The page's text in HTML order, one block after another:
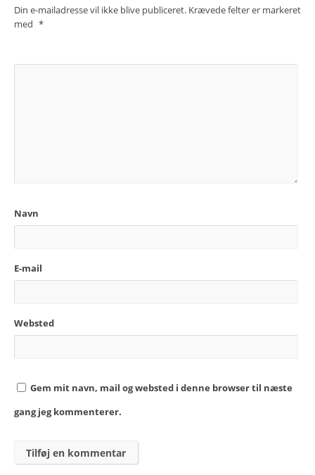
Din e-mailadresse vil ikke blive publiceret. Krævede felter er markeret
med *
Navn
E-mail
Websted
Gem mit navn, mail og websted i denne browser til næste
gang jeg kommenterer.